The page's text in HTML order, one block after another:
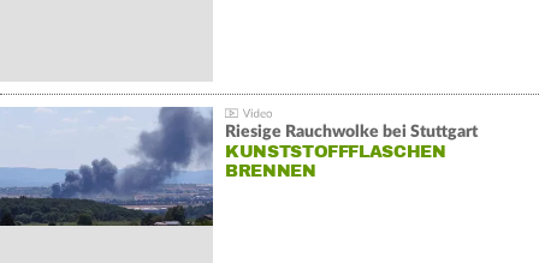
Riesige Rauchwolke bei Stuttgart
KUNSTSTOFFFLASCHEN
BRENNEN